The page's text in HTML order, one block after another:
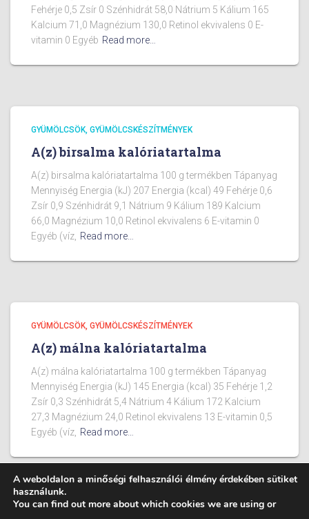
Fehérje 0,5 Zsír 0 Szénhidrát 58,0 Nátrium 5 Kálium 165
Kalcium 71,0 Magnézium 130,0 Retinol ekvivalens 0 E-
vitamin 0 Egyéb Read more…
GYÜMÖLCSÖK, GYÜMÖLCSKÉSZÍTMÉNYEK
A(z) birsalma kalóriatartalma
A(z) birsalma kalóriatartalma 100 g termékben Tápanyag
Mennyiség Energia (kJ) 207 Energia (kcal) 49 Fehérje 0,6
Zsír 0,9 Szénhidrát 9,1 Nátrium 9 Kálium 189 Kalcium
66,0 Magnézium 10,0 Retinol ekvivalens 6 E-vitamin 0
Egyéb (víz, Read more…
GYÜMÖLCSÖK, GYÜMÖLCSKÉSZÍTMÉNYEK
A(z) málna kalóriatartalma
A(z) málna kalóriatartalma 100 g termékben Tápanyag
Mennyiség Energia (kJ) 145 Energia (kcal) 35 Fehérje 1,2
Zsír 0,3 Szénhidrát 5,4 Nátrium 4 Kálium 172 Kalcium
27,3 Magnézium 24,0 Retinol ekvivalens 13 E-vitamin 0,5
Egyéb (víz, Read more…
A weboldalon a minőségi felhasználói élmény érdekében sütiket
használunk.
You can find out more about which cookies we are using or